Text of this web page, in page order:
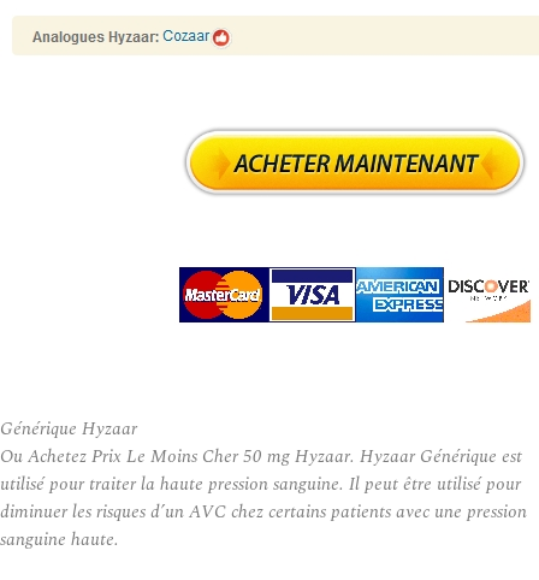
Générique Hyzaar
Ou Achetez Prix Le Moins Cher 50 mg Hyzaar. Hyzaar Générique est
utilisé pour traiter la haute pression sanguine. Il peut être utilisé pour
diminuer les risques d’un AVC chez certains patients avec une pression
sanguine haute.